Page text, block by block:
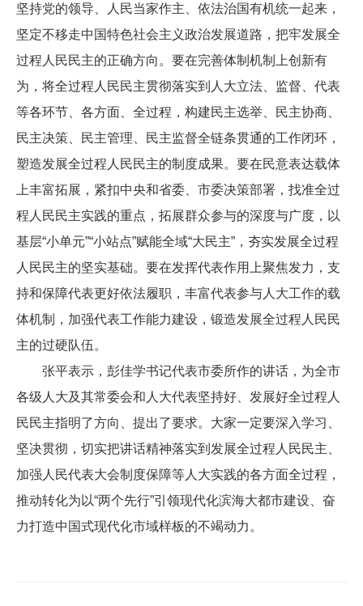
坚持党的领导、人民当家作主、依法治国有机统一起来，
坚定不移走中国特色社会主义政治发展道路，把牢发展全
过程人民民主的正确方向。要在完善体制机制上创新有
为，将全过程人民民主贯彻落实到人大立法、监督、代表
等各环节、各方面、全过程，构建民主选举、民主协商、
民主决策、民主管理、民主监督全链条贯通的工作闭环，
塑造发展全过程人民民主的制度成果。要在民意表达载体
上丰富拓展，紧扣中央和省委、市委决策部署，找准全过
程人民民主实践的重点，拓展群众参与的深度与广度，以
基层“小单元”“小站点”赋能全域“大民主”，夯实发展全过程
人民民主的坚实基础。要在发挥代表作用上聚焦发力，支
持和保障代表更好依法履职，丰富代表参与人大工作的载
体机制，加强代表工作能力建设，锻造发展全过程人民民
主的过硬队伍。
张平表示，彭佳学书记代表市委所作的讲话，为全市
各级人大及其常委会和人大代表坚持好、发展好全过程人
民民主指明了方向、提出了要求。大家一定要深入学习、
坚决贯彻，切实把讲话精神落实到发展全过程人民民主、
加强人民代表大会制度保障等人大实践的各方面全过程，
推动转化为以“两个先行”引领现代化滨海大都市建设、奋
力打造中国式现代化市域样板的不竭动力。